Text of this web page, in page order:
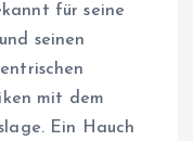
für seine
seinen
mit dem
Ein Hauch